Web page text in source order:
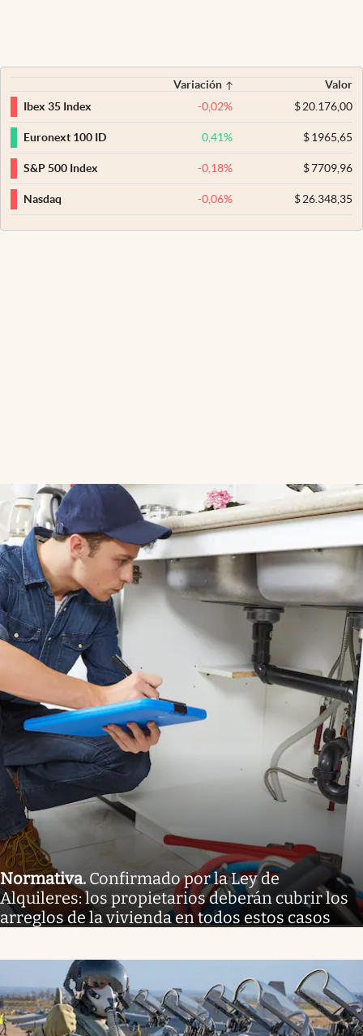
Variación
Valor
Ibex 35 Index
-0,02% $20.176,00
Euronext 100 ID 0,41% $1965,65
S&P 500 Index -0,18% $7709,96
Nasdaq -0,06% $26.348,35
Normativa. Confirmado por la Ley de
Alquileres: los propietarios deberán cubrir los
arreglos de la vivienda en todos estos casos